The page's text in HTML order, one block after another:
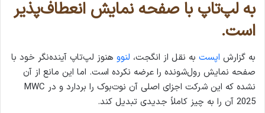
به لپ‌تاپ با صفحه نمایش انعطاف‌پذیر
است.
به گزارش اپست به نقل از انگجت، لنوو هنوز لپ‌تاپ آینده‌نگر خود با
صفحه نمایش رول‌شونده را عرضه نکرده است. اما این مانع از آن
نشده که این شرکت اجزای اصلی آن نوت‌بوک را بردارد و در MWC
2025 آن را به چیز کاملاً جدیدی تبدیل کند.